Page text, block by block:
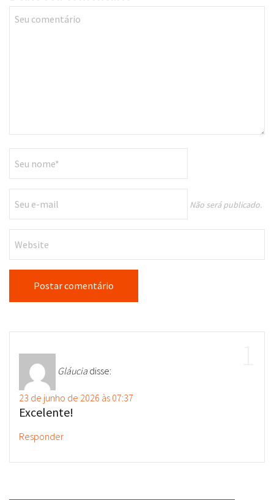
Não será publicado.
Gláucia disse:
23 de junho de 2026 às 07:37
Excelente!
Responder